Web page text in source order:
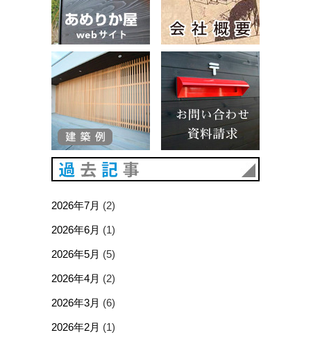
2026年7月 (2)
2026年6月 (1)
2026年5月 (5)
2026年4月 (2)
2026年3月 (6)
2026年2月 (1)